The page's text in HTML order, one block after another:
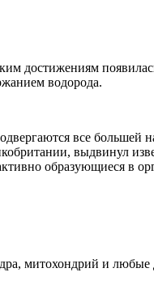
достижениям
водорода.
все большей
выдвинул
образующиеся в
митохондрий и любые